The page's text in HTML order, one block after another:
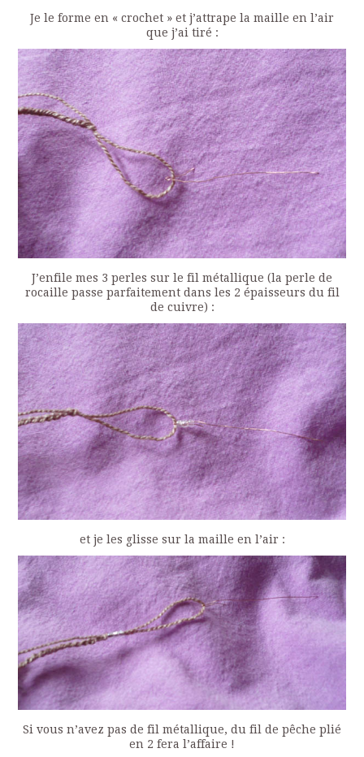
Je le forme en « crochet » et j’attrape la maille en l’air
que j’ai tiré :
J’enfile mes 3 perles sur le fil métallique (la perle de
rocaille passe parfaitement dans les 2 épaisseurs du fil
de cuivre) :
et je les glisse sur la maille en l’air :
Si vous n’avez pas de fil métallique, du fil de pêche plié
en 2 fera l’affaire !